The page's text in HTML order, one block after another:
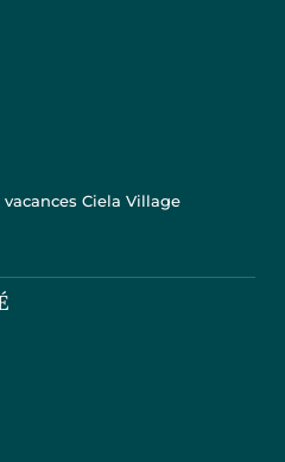
Ciela Village